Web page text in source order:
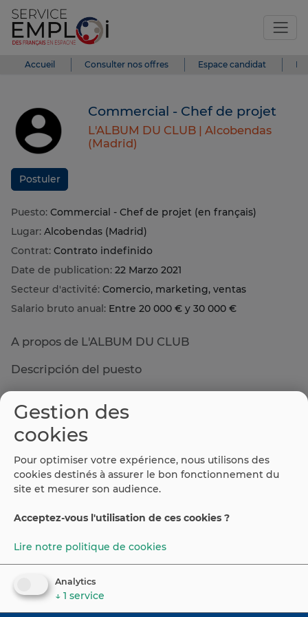
Accueil Consulter nos offres Espace candidat
Commercial - Chef de projet
L'ALBUM DU CLUB | Alcobendas
(Madrid)
Postuler
Puesto: Commercial - Chef de projet (en français)
Lugar: Alcobendas (Madrid)
Contrat: Contrato indefinido
Date de publication: 22 Marzo 2021
Secteur d'activité: Comercio, marketing, ventas
Salario bruto anual: Entre 20 000 € y 30 000 €
A propos de L'ALBUM DU CLUB
Descripción del puesto
l'accompagnement de notre activité en France. Aura en
charge la prospection téléphonique auprès
d'associations sportives principalement ainsi que la
gestion de contacts entrants, la conversion des
prospects en clients et leur accompagnement tout au
long du projet.
©2026Espaiweb
Política de privacidad y aviso legal
Gestion des
cookies
Pour optimiser votre expérience, nous utilisons des
cookies destinés à assurer le bon fonctionnement du
site et mesurer son audience.
Acceptez-vous l'utilisation de ces cookies ?
Lire notre politique de cookies
Analytics
↓ 1 service